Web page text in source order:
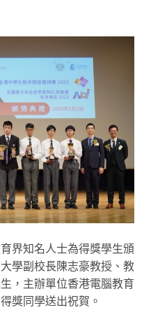
界知名人士為得獎學生頒
學副校長陳志豪教授、教
，主辦單位香港電腦教育
獎同學送出祝賀。